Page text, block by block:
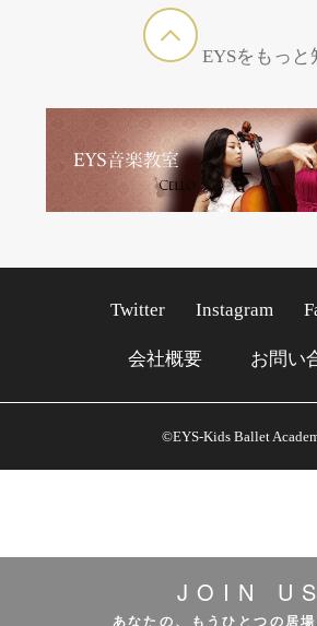
EYSをもっと
Twitter Instagram
会社概要 お問い
©EYS-Kids Ballet